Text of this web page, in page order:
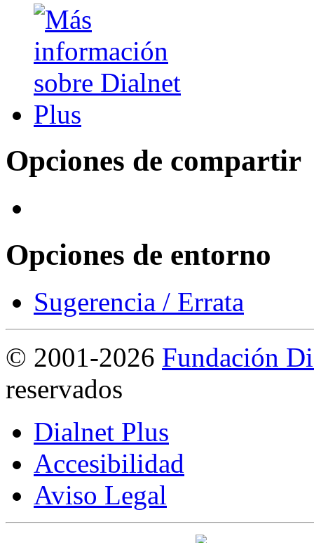
Opciones de compartir
Opciones de entorno
Sugerencia / Errata
© 2001-2026 Fundación
reservados
Dialnet Plus
Accesibilidad
Aviso Legal